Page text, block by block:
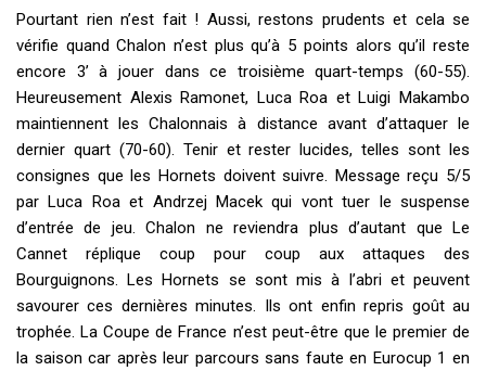
Pourtant rien n’est fait ! Aussi, restons prudents et cela se
vérifie quand Chalon n’est plus qu’à 5 points alors qu’il reste
encore 3’ à jouer dans ce troisième quart-temps (60-55).
Heureusement Alexis Ramonet, Luca Roa et Luigi Makambo
maintiennent les Chalonnais à distance avant d’attaquer le
dernier quart (70-60). Tenir et rester lucides, telles sont les
consignes que les Hornets doivent suivre. Message reçu 5/5
par Luca Roa et Andrzej Macek qui vont tuer le suspense
d’entrée de jeu. Chalon ne reviendra plus d’autant que Le
Cannet réplique coup pour coup aux attaques des
Bourguignons. Les Hornets se sont mis à l’abri et peuvent
savourer ces dernières minutes. Ils ont enfin repris goût au
trophée. La Coupe de France n’est peut-être que le premier de
la saison car après leur parcours sans faute en Eurocup 1 en